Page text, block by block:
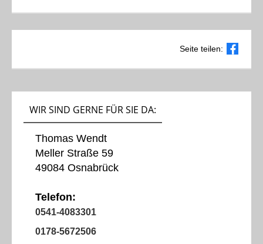
Seite teilen:
WIR SIND GERNE FÜR SIE DA:
Thomas Wendt
Meller Straße 59
49084 Osnabrück
Telefon:
0541-4083301
0178-5672506